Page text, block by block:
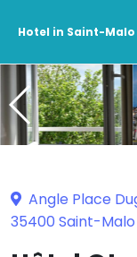
Hotel in Saint-Malo
Angle Place
35400 Saint-Malo